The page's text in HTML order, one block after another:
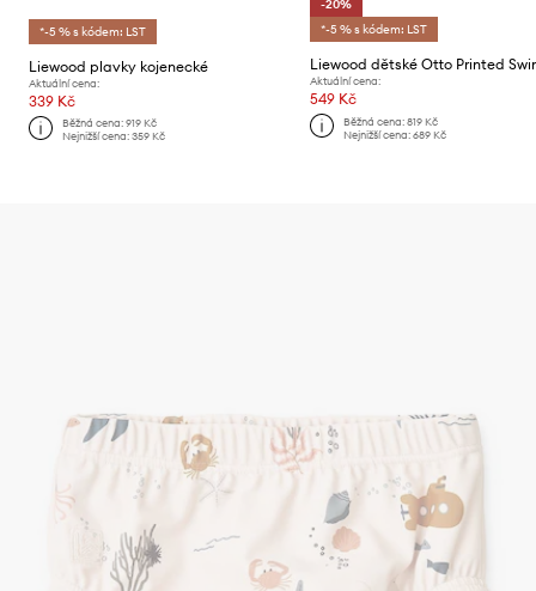
*-5 % s kódem: LST
Liewood plavky kojenecké
Aktuální cena:
339 Kč
Běžná cena:919 Kč
Nejnižší cena:359 Kč
-20%
*-5 % s kódem: LST
Aktuální cena:
549 Kč
Běžná cena: 819 Kč
Nejnižší cena: 689 Kč